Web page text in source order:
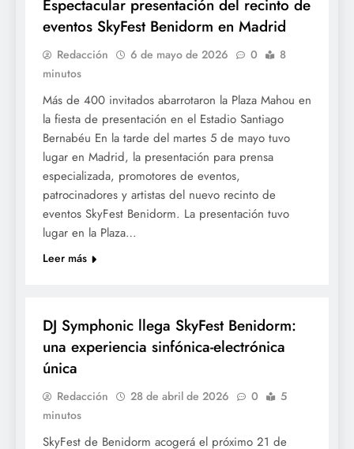
Espectacular presentación del recinto de
eventos SkyFest Benidorm en Madrid
Redacción 6 de mayo de 2026 0
8
minutos
Más de 400 invitados abarrotaron la Plaza Mahou en
la fiesta de presentación en el Estadio Santiago
Bernabéu En la tarde del martes 5 de mayo tuvo
lugar en Madrid, la presentación para prensa
especializada, promotores de eventos,
patrocinadores y artistas del nuevo recinto de
eventos SkyFest Benidorm. La presentación tuvo
lugar en la Plaza…
Leer más
DJ Symphonic llega SkyFest Benidorm:
una experiencia sinfónica-electrónica
única
Redacción 28 de abril de 2026 0
5
minutos
SkyFest de Benidorm acogerá el próximo 21 de